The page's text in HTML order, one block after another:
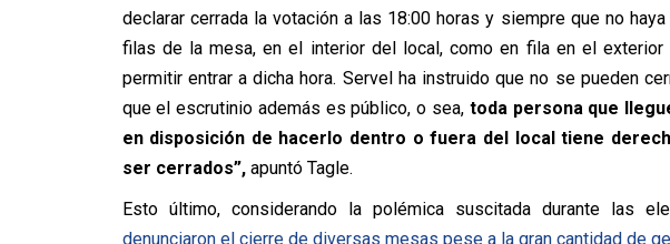
declarar cerrada la votación a las 18:00 horas y siempre que no
filas de la mesa, en el interior del local, como en fila en el
permitir entrar a dicha hora. Servel ha instruido que no se pueden
que el escrutinio además es público, o sea, toda persona que
en disposición de hacerlo dentro o fuera del local tiene
ser cerrados”,apuntó Tagle.
Esto último, considerando la polémica suscitada durante las
denunciaron el cierre de diversas mesas pese a la gran cantidad de